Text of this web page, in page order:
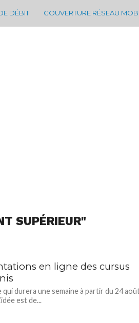
DÉBIT COUVERTURE RÉSEAU
SUPÉRIEUR"
en ligne des cursus
durera une semaine à partir du 24
est de...